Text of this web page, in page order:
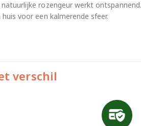
rozengeur werkt
voor een kalmerende sfeer.
verschil